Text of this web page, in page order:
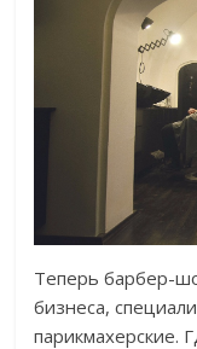
Теперь барбер-
бизнеса,
парикмахерские.